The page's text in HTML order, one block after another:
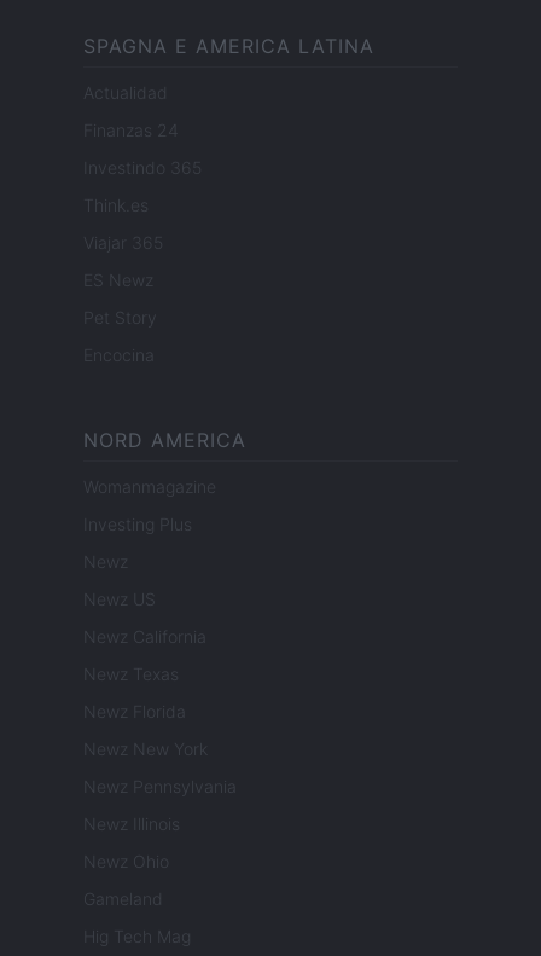
SPAGNA E AMERICA LATINA
Actualidad
Finanzas 24
Investindo 365
Think.es
Viajar 365
ES Newz
Pet Story
Encocina
NORD AMERICA
Womanmagazine
Investing Plus
Newz
Newz US
Newz California
Newz Texas
Newz Florida
Newz New York
Newz Pennsylvania
Newz Illinois
Newz Ohio
Gameland
Hig Tech Mag